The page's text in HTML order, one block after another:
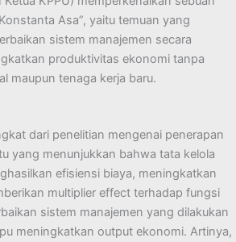
Asa”, yaitu temuan yang
sistem manajemen secara
produktivitas ekonomi tanpa
maupun tenaga kerja baru.
dari penelitian mengenai penerapan
yang menunjukkan bahwa tata kelola
efisiensi biaya, meningkatkan
multiplier effect terhadap fungsi
sistem manajemen yang dilakukan
meningkatkan output ekonomi. Artinya,